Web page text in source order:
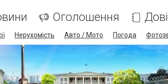
Оголошення
Нерухомість Авто / Мото Погода